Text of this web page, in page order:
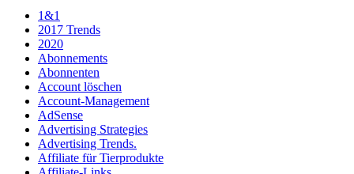
1&1
2017 Trends
2020
Abonnements
Abonnenten
Account löschen
Account-Management
AdSense
Advertising Strategies
Advertising Trends.
Affiliate für Tierprodukte